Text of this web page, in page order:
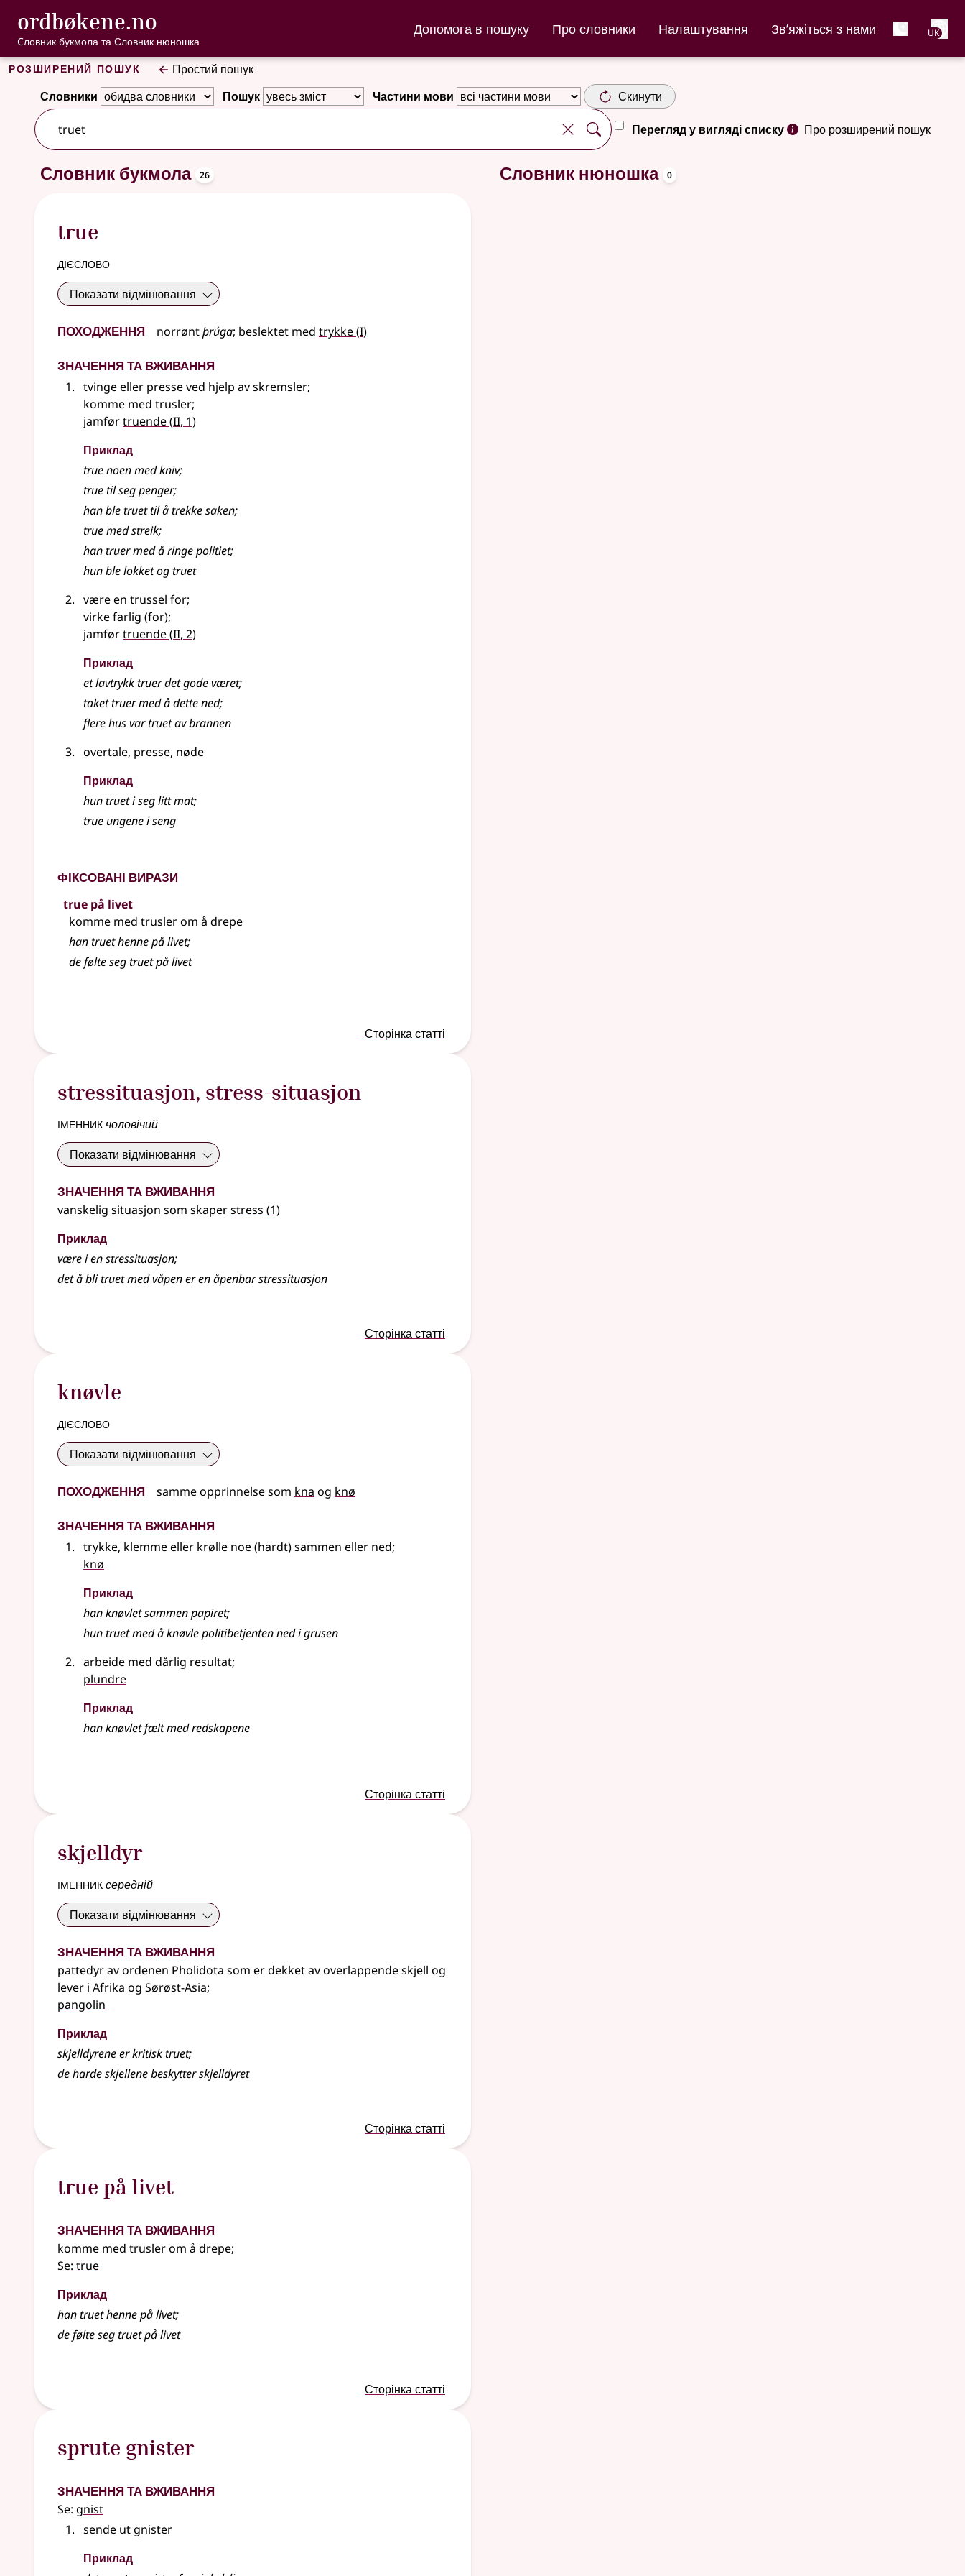
Перейти до основного вмісту
Доступність
ordbøkene.no , Cловник букмола та Словник нюношка
Cловник букмола та Словник нюношка
Допомога в пошуку Про словники Налаштування Зв’яжіться з нами UK
Розширений пошук
Простий пошук
Словники
Пошук Частини мови Скинути
Перегляд у вигляді списку
Про розширений пошук
Словник букмола 26 oppslagsord
true
дієслово
Показати відмінювання
Походження norrøntþrúga; beslektet med trykke(1
I)
Значення та вживання
tvingeeller presse ved hjelp av skremsler;
komme med trusler;
jamførtruende(2
II, 1)
Приклад
true noen med kniv;
truetil seg penger;
han ble truet til å trekke saken;
truemed streik;
han truer med å ringe politiet;
hun ble lokket og truet
være en trussel for;
virke farlig (for);
jamførtruende(2
II, 2)
Приклад
et lavtrykktruerdet gode været;
takettruermed å dette ned;
flere hus vartruetav brannen
overtale, presse, nøde
Приклад
hun truet i seg litt mat;
true ungene i seng
Фіксовані вирази
true på livet
komme med trusler om å drepe
han truet henne på livet;
de følte seg truet på livet
Сторінка статті
stressituasjon, stress-situasjon
іменник чоловічий
Показати відмінювання
Значення та вживання
vanskelig situasjon som skaperstress (1)
Приклад
være i enstressituasjon;
det å bli truet med våpen er en åpenbar stressituasjon
Сторінка статті
knøvle
дієслово
Показати відмінювання
Походження samme opprinnelse som kna og knø
Значення та вживання
trykke, klemme eller krølle noe (hardt) sammen eller ned;
knø
Приклад
han knøvlet sammen papiret;
hun truet med å knøvle politibetjenten ned i grusen
arbeide med dårlig resultat;
plundre
Приклад
han knøvlet fælt med redskapene
Сторінка статті
skjelldyr
іменниксередній
Показати відмінювання
Значення та вживання
pattedyr av ordenen Pholidota som er dekket av overlappende skjell og
lever i Afrika og Sørøst-Asia;
pangolin
Приклад
skjelldyrene er kritisk truet;
de harde skjellene beskytter skjelldyret
Сторінка статті
true på livet
Значення та вживання
komme med trusler om å drepe;
Se: true
Приклад
han truet henne på livet;
de følte seg truet på livet
Сторінка статті
sprute gnister
Значення та вживання
Se: gnist
sende ut gnister
Приклад
Словник нюношка 0